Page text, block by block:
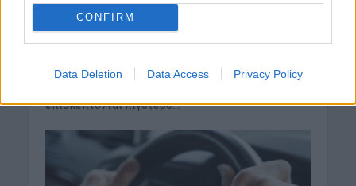
CONFIRM
Data Deletion Data Access Privacy Policy
17 Μαΐου 2025
Με δείγμα άνω των 330.000 οχημάτων, μια από τις
πιο εμπεριστατωμένες έρευνες αξιοπιστίας στον
κόσμο αποκαλύπτει ποιες μάρκες αυτοκινήτου
επισκέπτονται λιγότερο...